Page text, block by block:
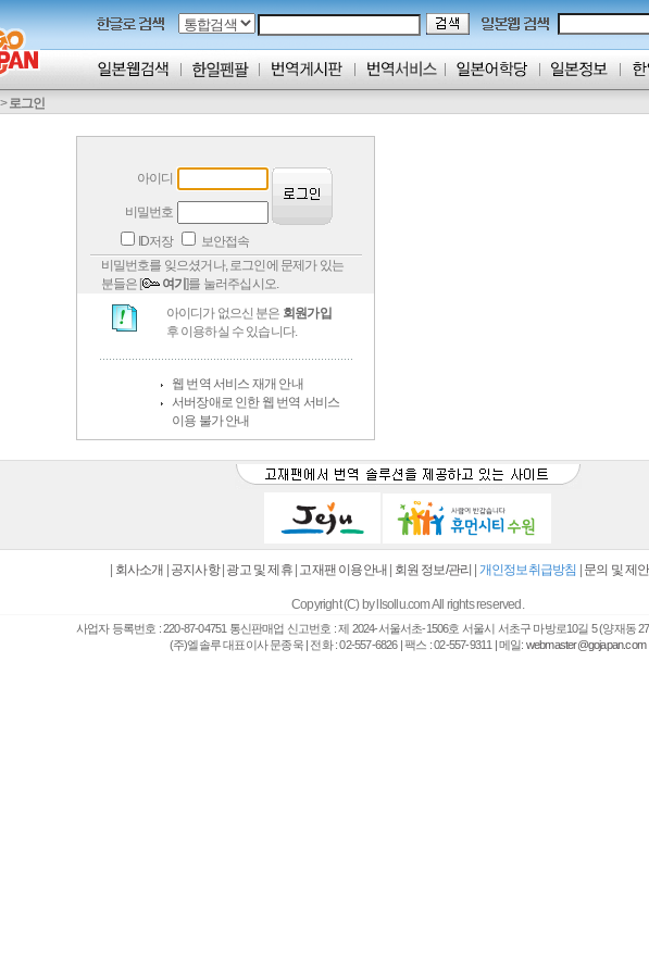
>로그인
아이디
비밀번호
ID저장
보안접속
비밀번호를 잊으셨거나, 로그인에 문제가 있는
분들은 [
여기]를 눌러주십시오.
아이디가 없으신 분은 회원가입
후 이용하실 수 있습니다.
웹 번역 서비스 재개 안내
서버장애로 인한 웹 번역 서비스
이용 불가 안내
회사소개 공지사항| 광고 및 제휴| 고재팬 이용안내 회원 정보/관리 개인정보취급방침 문의 및 제안
Copyright (C) by llsollu.com All rights reserved.
사업자 등록번호 : 220-87-04751 통신판매업 신고번호 : 제 2024-서울서초-1506호 서울시 서초구 마방로10길 5 (양재동
(주)엘솔루 대표이사 문종욱 | 전화 : 02-557-6826 | 팩스 : 02-557-9311 | 메일: webmaster@gojapan.com